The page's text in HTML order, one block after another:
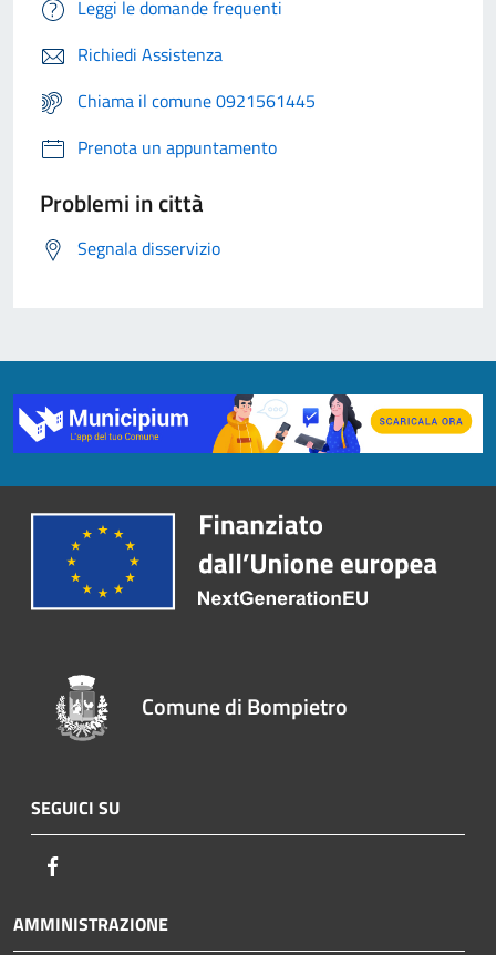
Leggi le domande frequenti
Richiedi Assistenza
Chiama il comune 0921561445
Prenota un appuntamento
Problemi in città
Segnala disservizio
Comune di Bompietro
SEGUICI SU
AMMINISTRAZIONE